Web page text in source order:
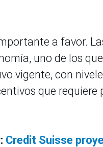
a favor.
uno de los
vigente, con
que
Credit Suisse